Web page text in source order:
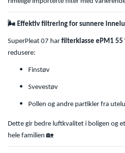
🌬 Effektiv filtrering for sunnere
SuperPleat 07 har filterklasse ePM1 55
redusere:
Finstøv
Svevestøv
Pollen og andre partikler fra
Dette gir bedre luftkvalitet i boligen og
hele familien 🏡